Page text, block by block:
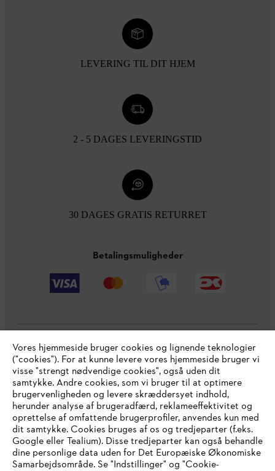
LEVERING TIL DIT HJEM
2 - 5 DAGES LEVERINGSTID
30 DAGES GRATIS RETURRET
Betalingsmuligheder
Virksomheden
STIHL FAQ
Service
Vores hjemmeside bruger cookies og lignende teknologier
("cookies"). For at kunne levere vores hjemmeside bruger vi
visse "strengt nødvendige cookies", også uden dit
samtykke. Andre cookies, som vi bruger til at optimere
brugervenligheden og levere skræddersyet indhold,
herunder analyse af brugeradfærd, reklameeffektivitet og
oprettelse af omfattende brugerprofiler, anvendes kun med
dit samtykke. Cookies bruges af os og tredjeparter (f.eks.
Google eller Tealium). Disse tredjeparter kan også behandle
dine personlige data uden for Det Europæiske Økonomiske
Samarbejdsområde. Se "Indstillinger" og "Cookie-